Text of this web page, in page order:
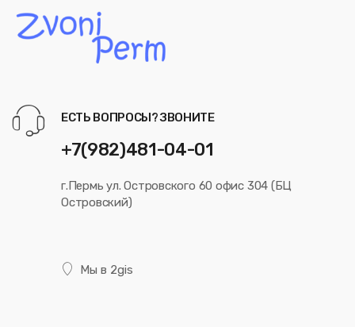
ЕСТЬ ВОПРОСЫ? ЗВОНИТЕ
+7(982)481-04-01
г.Пермь ул. Островского 60 офис 304 (БЦ
Островский)
Мы в 2gis